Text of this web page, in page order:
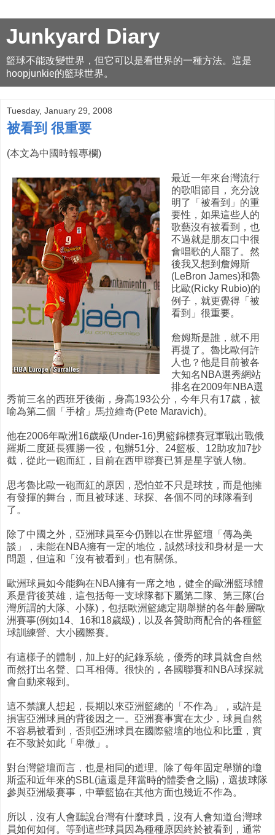
Junkyard Diary
籃球不能改變世界，但它可以是看世界的一種方法。這是
hoopjunkie的籃球世界。
Tuesday, January 29, 2008
被看到 很重要
(本文為中國時報專欄)
最近一年來台灣流行
的歌唱節目，充分說
明了「被看到」的重
要性，如果這些人的
歌藝沒有被看到，也
不過就是朋友口中很
會唱歌的人罷了。然
後我又想到詹姆斯
(LeBron James)和魯
比歐(Ricky Rubio)的
例子，就更覺得「被
看到」很重要。
詹姆斯是誰，就不用
再提了。魯比歐何許
人也？他是目前被各
大知名NBA選秀網站
排名在2009年NBA選
秀前三名的西班牙後衛，身高193公分，今年只有17歲，被
喻為第二個「手槍」馬拉維奇(Pete Maravich)。
他在2006年歐洲16歲級(Under-16)男籃錦標賽冠軍戰出戰俄
羅斯二度延長獲勝一役，包辦51分、24籃板、12助攻加7抄
截，從此一砲而紅，目前在西甲聯賽已算是星字號人物。
思考魯比歐一砲而紅的原因，恐怕並不只是球技，而是他擁
有發揮的舞台，而且被球迷、球探、各個不同的球隊看到
了。
除了中國之外，亞洲球員至今仍難以在世界籃壇「傳為美
談」，未能在NBA擁有一定的地位，誠然球技和身材是一大
問題，但這和「沒有被看到」也有關係。
歐洲球員如今能夠在NBA擁有一席之地，健全的歐洲籃球體
系是背後英雄，這包括每一支球隊都下屬第二隊、第三隊(台
灣所謂的大隊、小隊)，包括歐洲籃總定期舉辦的各年齡層歐
洲賽事(例如14、16和18歲級)，以及各贊助商配合的各種籃
球訓練營、大小國際賽。
有這樣子的體制，加上好的紀錄系統，優秀的球員就會自然
而然打出名聲、口耳相傳。很快的，各國聯賽和NBA球探就
會自動來報到。
這不禁讓人想起，長期以來亞洲籃總的「不作為」，或許是
損害亞洲球員的背後因之一。亞洲賽事實在太少，球員自然
不容易被看到，否則亞洲球員在國際籃壇的地位和比重，實
在不致於如此「卑微」。
對台灣籃壇而言，也是相同的道理。除了每年固定舉辦的瓊
斯盃和近年來的SBL(這還是拜當時的體委會之賜)，選拔球隊
參與亞洲級賽事，中華籃協在其他方面也幾近不作為。
所以，沒有人會聽說台灣有什麼球員，沒有人會知道台灣球
員如何如何。等到這些球員因為種種原因終於被看到，通常